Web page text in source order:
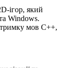
ігор, який
Windows.
мов C++,